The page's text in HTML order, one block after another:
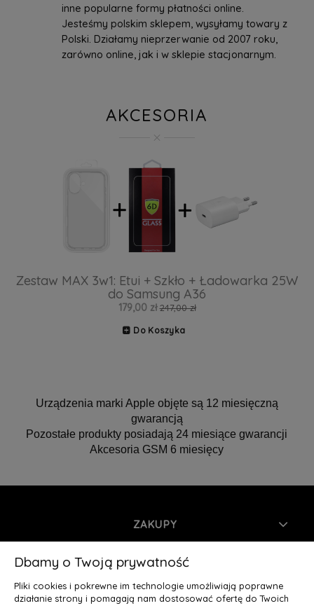
inne popularne formy płatności online.
Jesteśmy polskim sklepem, wysyłamy towary z
Polski. Działamy nieprzerwanie od 2007 roku,
zarówno online, jak i w sklepie stacjonarnym.
AKCESORIA
Zestaw MAX 3w1: Etui + Szkło + Ładowarka 25W
do Samsung A36
179,00 zł 247,00 zł
Do Koszyka
Urządzenia marki Apple objęte są 12 miesięczną
gwarancją
Pozostałe produkty posiadają 24 miesiące gwarancji
Akcesoria GSM 6 miesięcy
ZAKUPY
INFORMACJE
MOJE KONTO
Dbamy o Twoją prywatność
Pliki cookies i pokrewne im technologie umożliwiają poprawne
działanie strony i pomagają nam dostosować ofertę do Twoich